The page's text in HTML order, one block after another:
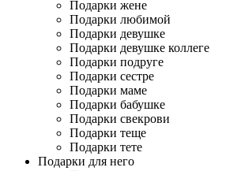
Подарки жене
Подарки любимой
Подарки девушке
Подарки девушке коллеге
Подарки подруге
Подарки сестре
Подарки маме
Подарки бабушке
Подарки свекрови
Подарки теще
Подарки тете
Подарки для него